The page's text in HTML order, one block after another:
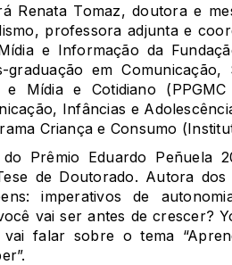
Renata Tomaz, doutora e
professora adjunta e
e Informação da
graduação em
e Mídia e Cotidiano
Infâncias e
Criança e Consumo
Prêmio Eduardo Peñuela
de Doutorado. Autora
imperativos de
vai ser antes de crescer?
vai falar sobre o tema